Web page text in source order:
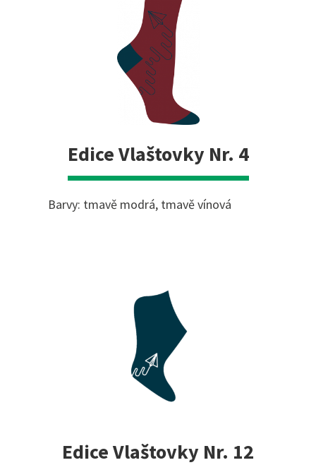
Edice Vlaštovky Nr. 4
Barvy: tmavě modrá, tmavě vínová
Edice Vlaštovky Nr. 12